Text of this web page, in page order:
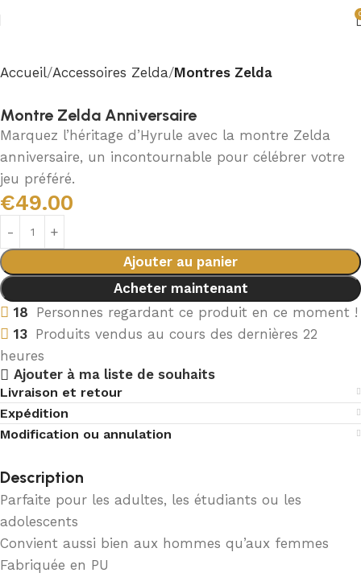
Accueil Accessoires Zelda Montres Zelda
Montre Zelda Anniversaire
Marquez l’héritage d’Hyrule avec la montre Zelda
anniversaire, un incontournable pour célébrer votre
jeu préféré.
€49.00
Ajouter au panier
Acheter maintenant
18 Personnes regardant ce produit en ce moment !
13 Produits vendus au cours des dernières 22
heures
Ajouter à ma liste de souhaits
Livraison et retour
Expédition
Modification ou annulation
Description
Parfaite pour les adultes, les étudiants ou les
adolescents
Convient aussi bien aux hommes qu’aux femmes
Fabriquée en PU